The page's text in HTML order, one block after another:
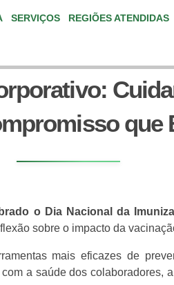
SERVIÇOS REGIÕES ATENDIDAS
que
o Dia Nacional da
sobre o impacto da
mais eficazes de
a saúde dos